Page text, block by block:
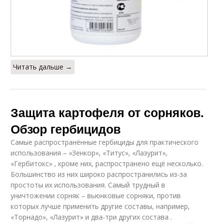
Читать дальше →
Защита картофеля от сорняков.
Обзор гербицидов
Самые распространённые гербициды для практического
использования – «Зенкор», «Титус», «Лазурит»,
«Гербитокс» , кроме них, распространено ещё несколько.
Большинство из них широко распространились из-за
простоты их использования. Самый трудный в
уничтожении сорняк – вьюнковые сорняки, против
которых лучше применить другие составы, например,
«Торнадо», «Лазурит» и два-три других состава .